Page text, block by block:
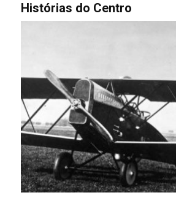
Histórias do Centro